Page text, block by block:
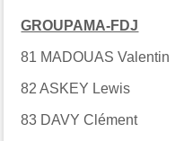
GROUPAMA-FDJ
81 MADOUAS Valentin
82 ASKEY Lewis
83 DAVY Clément